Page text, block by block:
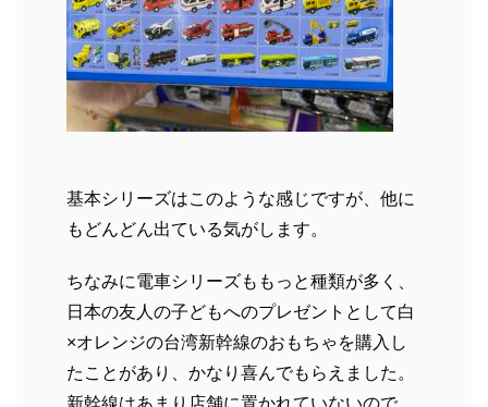
基本シリーズはこのような感じですが、他に
もどんどん出ている気がします。
ちなみに電車シリーズももっと種類が多く、
日本の友人の子どもへのプレゼントとして白
×オレンジの台湾新幹線のおもちゃを購入し
たことがあり、かなり喜んでもらえました。